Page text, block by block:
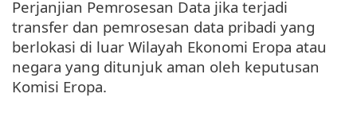
Perjanjian Pemrosesan Data jika terjadi
transfer dan pemrosesan data pribadi yang
berlokasi di luar Wilayah Ekonomi Eropa atau
negara yang ditunjuk aman oleh keputusan
Komisi Eropa.